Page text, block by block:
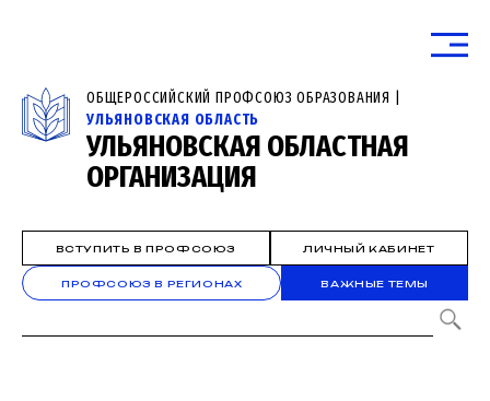
ОБЩЕРОССИЙСКИЙ ПРОФСОЮЗ ОБРАЗОВАНИЯ |
УЛЬЯНОВСКАЯ ОБЛАСТЬ
УЛЬЯНОВСКАЯ ОБЛАСТНАЯ
ОРГАНИЗАЦИЯ
ВСТУПИТЬ В ПРОФСОЮЗ ЛИЧНЫЙ КАБИНЕТ
ПРОФСОЮЗ В РЕГИОНАХ ВАЖНЫЕ ТЕМЫ